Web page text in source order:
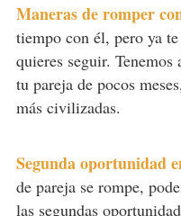
Maneras de romper
tiempo con él, pero ya
quieres seguir.
tu pareja de pocos
más civilizadas.
Segunda oportunidad
de pareja se rompe,
las segundas